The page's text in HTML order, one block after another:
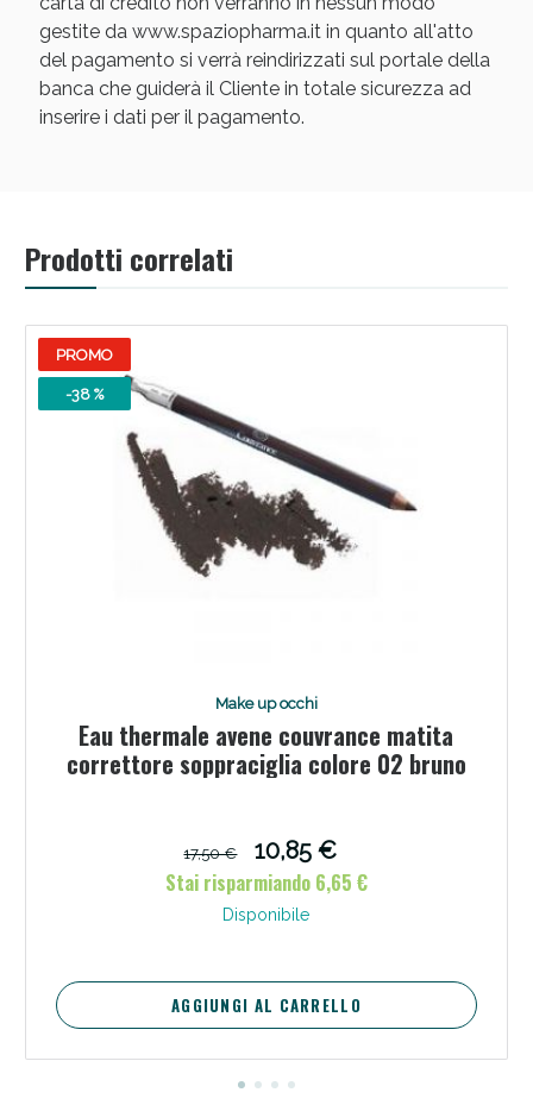
gestite da www.spaziopharma.it in quanto all'atto
del pagamento si verrà reindirizzati sul portale della
banca che guiderà il Cliente in totale sicurezza ad
inserire i dati per il pagamento.
Prodotti correlati
PROMO
-38 %
Make up occhi
Eau thermale avene couvrance matita
correttore soppraciglia colore 02 bruno
17,50 €
10,85 €
Stai risparmiando 6,65 €
Disponibile
AGGIUNGI AL CARRELLO